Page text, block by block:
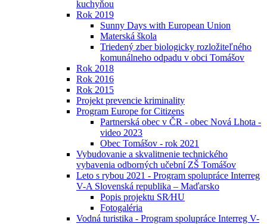
kuchyňou
Rok 2019
Sunny Days with European Union
Materská škola
Triedený zber biologicky rozložiteľného
komunálneho odpadu v obci Tomášov
Rok 2018
Rok 2016
Rok 2015
Projekt prevencie kriminality
Program Europe for Citizens
Partnerská obec v ČR - obec Nová Lhota -
video 2023
Obec Tomášov - rok 2021
Vybudovanie a skvalitnenie technického
vybavenia odborných učební ZŠ Tomášov
Leto s rybou 2021 - Program spolupráce Interreg
V-A Slovenská republika – Maďarsko
Popis projektu SR⁄HU
Fotogaléria
Vodná turistika - Program spolupráce Interreg V-